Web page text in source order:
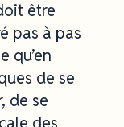
être
pas à pas
qu’en
de se
de se